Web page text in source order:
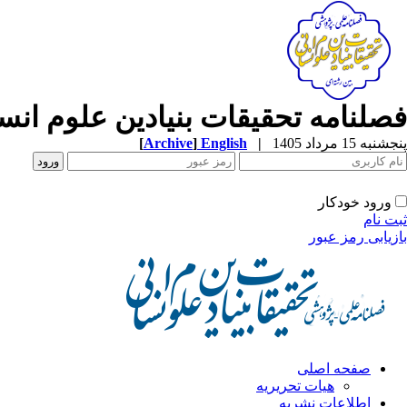
فصلنامه تحقیقات بنیادین علوم
پنجشنبه 15 مرداد 1405 |
English
[Archive]
ورود خودکار
ثبت نام
بازیابی رمز عبور
صفحه اصلی
هیات تحریریه
اطلاعات نشریه